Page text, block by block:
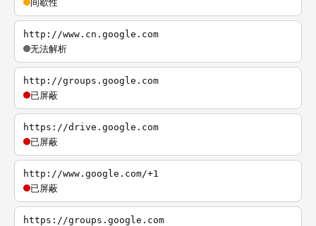
http://www.cn.google.com
无法解析
http://groups.google.com
已屏蔽
https://drive.google.com
已屏蔽
http://www.google.com/+1
已屏蔽
https://groups.google.com